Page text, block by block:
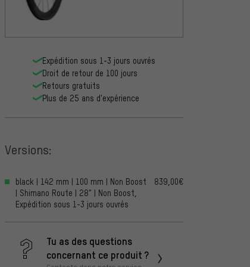
Expédition sous 1-3 jours ouvrés
Droit de retour de 100 jours
Retours gratuits
Plus de 25 ans d'expérience
Versions:
black | 142 mm | 100 mm | Non Boost
| Shimano Route | 28" | Non Boost,
Expédition sous 1-3 jours ouvrés
839,00€
Tu as des questions
concernant ce produit ?